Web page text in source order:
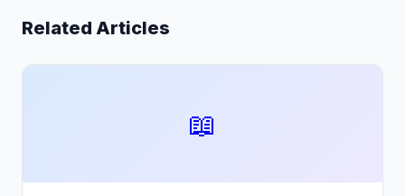
Related Articles
📖